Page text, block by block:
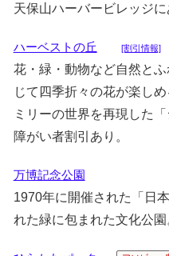
天保山ハーバービレッジ
ハーベストの丘 [割引情報]
花・緑・動物など自然と
じて四季折々の花が楽し
ミリーの世界を再現した
障がい者割引あり。
万博記念公園
1970年に開催された「日
れた緑に包まれた文化公園